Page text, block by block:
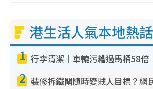
港生活人氣本地熱話
1
2